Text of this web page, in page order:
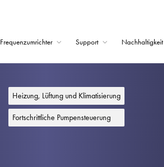
Frequenzumrichter Support Nachhaltigkeit
Heizung, Lüftung und Klimatisierung
Fortschrittliche Pumpensteuerung
Frequenzumrichter
Support
Nachhaltigkeit